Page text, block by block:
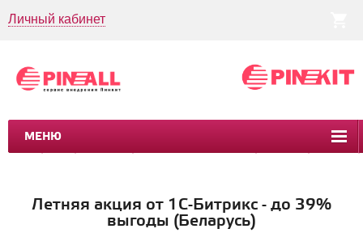
Личный кабинет
МЕНЮ
CRM CMS КЕЙСЫ
Летняя акция от 1С-Битрикс - до 39%
выгоды (Беларусь)